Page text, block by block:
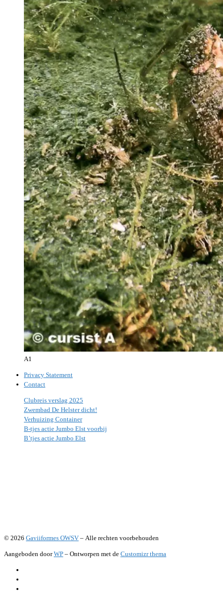
A1
Privacy Statement
Contact
Clubreis verslag 2025
Zwembad De Helster dicht!
Verhuizing Container
B-tjes actie Jumbo Elst voorbij
B’tjes actie Jumbo Elst
© 2026 Gaviiformes OWSV – Alle rechten voorbehouden
Aangeboden doorWP – Ontworpen met de Customizr thema